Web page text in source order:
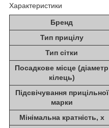
Характеристики
Бренд
Тип прицілу
Тип сітки
Посадкове місце (діаметр
кілець)
Підсвічування прицільної
марки
Мінімальна кратність, х